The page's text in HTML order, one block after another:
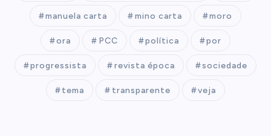
manuela carta mino carta moro
ora PCC política por
progressista revista época sociedade
tema transparente veja